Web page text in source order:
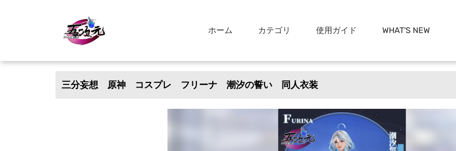
ホーム カテゴリ 使用ガイド WHAT'S NEW
三分妄想 原神 コスプレ フリーナ 潮汐の誓い 同人衣装